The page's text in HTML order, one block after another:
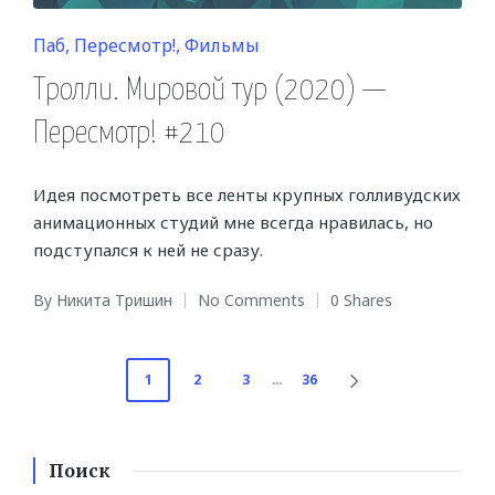
Posted
in
Паб Пересмотр! Фильмы
Тролли. Мировой тур (2020) —
Пересмотр! #210
Идея посмотреть все ленты крупных голливудских
анимационных студий мне всегда нравилась, но
подступался к ней не сразу.
Posted
By Никита Тришин No Comments 0 Shares
Навигация
записям
1 2 3 … 36
Поиск